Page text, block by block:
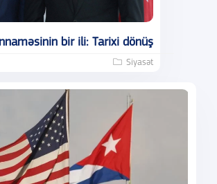
bir ili: Tarixi dönüş
Siyasət